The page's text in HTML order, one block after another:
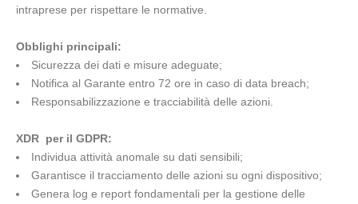
intraprese per rispettare le normative.
Obblighi principali:
Sicurezza dei dati e misure adeguate;
Notifica al Garante entro 72 ore in caso di data breach;
Responsabilizzazione e tracciabilità delle azioni.
XDR per il GDPR:
Individua attività anomale su dati sensibili;
Garantisce il tracciamento delle azioni su ogni dispositivo;
Genera log e report fondamentali per la gestione delle